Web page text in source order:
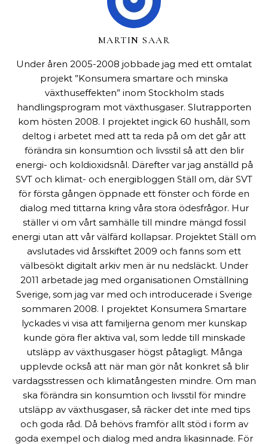
MARTIN SAAR
Under åren 2005-2008 jobbade jag med ett omtalat
projekt ”Konsumera smartare och minska
växthuseffekten” inom Stockholm stads
handlingsprogram mot växthusgaser. Slutrapporten
kom hösten 2008. I projektet ingick 60 hushåll, som
deltog i arbetet med att ta reda på om det går att
förändra sin konsumtion och livsstil så att den blir
energi- och koldioxidsnål. Därefter var jag anställd på
SVT och klimat- och energibloggen Ställ om, där SVT
för första gången öppnade ett fönster och förde en
dialog med tittarna kring våra stora ödesfrågor. Hur
ställer vi om vårt samhälle till mindre mängd fossil
energi utan att vår välfärd kollapsar. Projektet Ställ om
avslutades vid årsskiftet 2009 och fanns som ett
välbesökt digitalt arkiv men är nu nedsläckt. Under
2011 arbetade jag med organisationen Omställning
Sverige, som jag var med och introducerade i Sverige
sommaren 2008. I projektet Konsumera Smartare
lyckades vi visa att familjerna genom mer kunskap
kunde göra fler aktiva val, som ledde till minskade
utsläpp av växthusgaser högst påtagligt. Många
upplevde också att när man gör nåt konkret så blir
vardagsstressen och klimatångesten mindre. Om man
ska förändra sin konsumtion och livsstil för mindre
utsläpp av växthusgaser, så räcker det inte med tips
och goda råd. Då behövs framför allt stöd i form av
goda exempel och dialog med andra likasinnade. För